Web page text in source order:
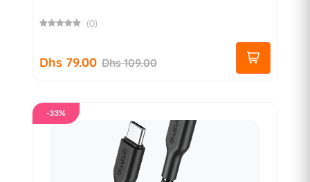
(0)
Dhs 79.00 Dhs 109.00
-33%